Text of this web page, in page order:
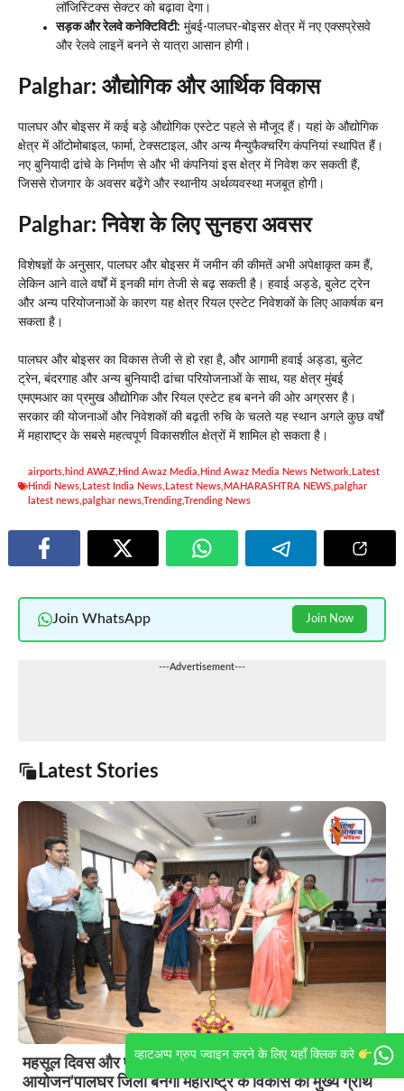
व्हाटअप्प ग्रुप ज्वाइन करने के लिए यहाँ क्लिक करे
लॉजिस्टिक्स सेक्टर को बढ़ावा देगा।
सड़क और रेलवे कनेक्टिविटी: मुंबई-पालघर-बोइसर क्षेत्र में नए एक्सप्रेसवे
और रेलवे लाइनें बनने से यात्रा आसान होगी।
Palghar: औद्योगिक और आर्थिक विकास
पालघर और बोइसर में कई बड़े औद्योगिक एस्टेट पहले से मौजूद हैं। यहां के औद्योगिक
क्षेत्र में ऑटोमोबाइल, फार्मा, टेक्सटाइल, और अन्य मैन्युफैक्चरिंग कंपनियां स्थापित हैं।
नए बुनियादी ढांचे के निर्माण से और भी कंपनियां इस क्षेत्र में निवेश कर सकती हैं,
जिससे रोजगार के अवसर बढ़ेंगे और स्थानीय अर्थव्यवस्था मजबूत होगी।
Palghar:निवेश के लिए सुनहरा अवसर
विशेषज्ञों के अनुसार, पालघर और बोइसर में जमीन की कीमतें अभी अपेक्षाकृत कम हैं,
लेकिन आने वाले वर्षों में इनकी मांग तेजी से बढ़ सकती है। हवाई अड्डे, बुलेट ट्रेन
और अन्य परियोजनाओं के कारण यह क्षेत्र रियल एस्टेट निवेशकों के लिए आकर्षक बन
सकता है।
पालघर और बोइसर का विकास तेजी से हो रहा है, और आगामी हवाई अड्डा, बुलेट
ट्रेन, बंदरगाह और अन्य बुनियादी ढांचा परियोजनाओं के साथ, यह क्षेत्र मुंबई
एमएमआर का प्रमुख औद्योगिक और रियल एस्टेट हब बनने की ओर अग्रसर है।
सरकार की योजनाओं और निवेशकों की बढ़ती रुचि के चलते यह स्थान अगले कुछ वर्षों
में महाराष्ट्र के सबसे महत्वपूर्ण विकासशील क्षेत्रों में शामिल हो सकता है।
airports hind AWAZ Hind Awaz Media Hind Awaz Media News Network Latest
Hindi News Latest India News Latest News MAHARASHTRA NEWS palghar
latest news palghar newsTrendingTrending News
Join WhatsApp Join Now
---Advertisement---
Latest Stories
महसूल दिवस और पालघर जिला स्थापना दिवस का भव्य
आयोजन’पालघर जिला बनेगा महाराष्ट्र के विकास का मुख्य ग्रोथ